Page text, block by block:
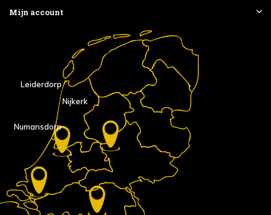
Mijn account
Nijkerk
Numansdorp
Leiderdorp